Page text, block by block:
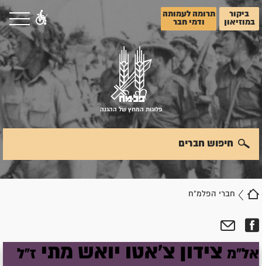
ביקור
במוזיאון
תרומה לעמותה
ודמי חבר
פלוגות המחץ של ההגנה
חברי הפלמ"ח
חיפוש חברים
אל"מ צידון צ'אטו יואש מתי ז"ל